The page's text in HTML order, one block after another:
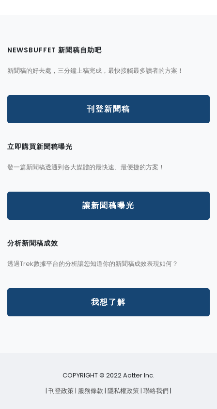
NEWSBUFFET 新聞稿自助吧
新聞稿的好去處，三分鐘上稿完成，最快接觸最多讀者的方案！
刊登新聞稿
立即購買新聞稿曝光
發一篇新聞稿透通到各大媒體的最快速、最便捷的方案！
讓新聞稿曝光
分析新聞稿成效
透過Trek數據平台的分析讓您知道你的新聞稿成效表現如何？
我想了解
COPYRIGHT © 2022 Aotter Inc.
| 刊登政策| 服務條款 | 隱私權政策| 聯絡我們 |